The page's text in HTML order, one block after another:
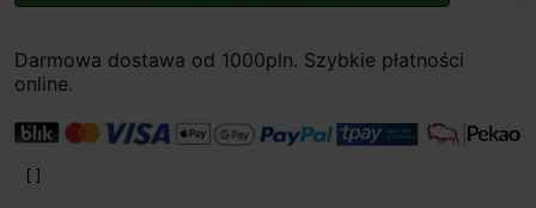
Darmowa dostawa od 1000pln. Szybkie płatności
online.